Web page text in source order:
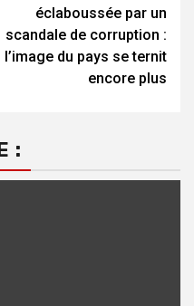
éclaboussée par un
scandale de corruption :
l’image du pays se ternit
encore plus
: